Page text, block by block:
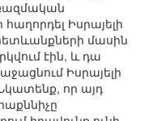
հաղորդել Իսրայելի
մասին
էին, և դա
Իսրայելի
որ այդ